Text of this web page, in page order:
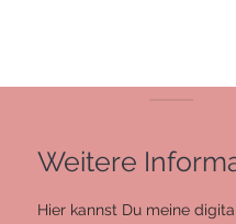
Weitere
Hier kannst Du meine